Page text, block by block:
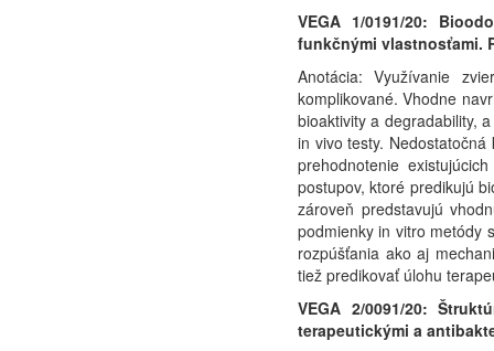
VEGA 1/0191/20:
funkčnými vlastnosťami.
Anotácia: Využívanie
komplikované. Vhodne
bioaktivity a degradability,
in vivo testy.
prehodnotenie
postupov, ktoré predikujú
zároveň predstavujú
podmienky in vitro metódy
rozpúšťania ako aj
tiež predikovať úlohu
VEGA 2/0091/20:
terapeutickými a